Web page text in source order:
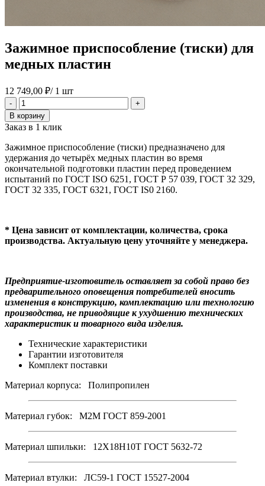
Зажимное приспособление (тиски) для
медных пластин
12 749,00 ₽/ 1 шт
-
Количество
товара
Зажимное
приспособление
(тиски)
для
медных
пластин
+
В корзину
Заказ в 1 клик
Зажимное приспособление (тиски) предназначено для
удержания до четырёх медных пластин во время
окончательной подготовки пластин перед проведением
испытаний по ГОСТ ISO 6251, ГОСТ Р 57 039, ГОСТ 32 329,
ГОСТ 32 335, ГОСТ 6321, ГОСТ IS0 2160.
* Цена зависит от комплектации, количества, срока
производства. Актуальную цену уточняйте у менеджера.
Предприятие-изготовитель оставляет за собой право без
предварительного оповещения потребителей вносить
изменения в конструкцию, комплектацию или технологию
производства, не приводящие к ухудшению технических
характеристик и товарного вида изделия.
Технические характеристики
Гарантии изготовителя
Комплект поставки
Материал корпуса: Полипропилен
Материал губок: М2М ГОСТ 859-2001
Материал шпильки: 12Х18Н10Т ГОСТ 5632-72
Материал втулки: ЛС59-1 ГОСТ 15527-2004